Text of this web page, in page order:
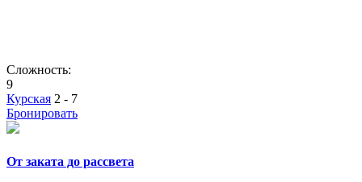
Сложность:
9
Курская 2 - 7
Бронировать
От заката до рассвета